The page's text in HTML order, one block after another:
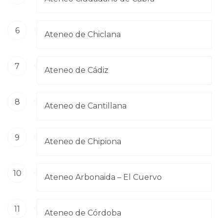
6 Ateneo de Chiclana
7 Ateneo de Cádiz
8 Ateneo de Cantillana
9 Ateneo de Chipiona
10 Ateneo Arbonaida – El Cuervo
11 Ateneo de Córdoba